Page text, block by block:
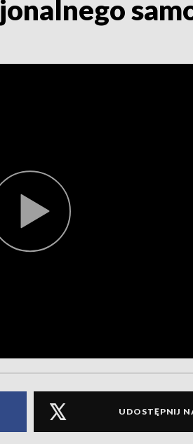
UDOSTĘPNIJ